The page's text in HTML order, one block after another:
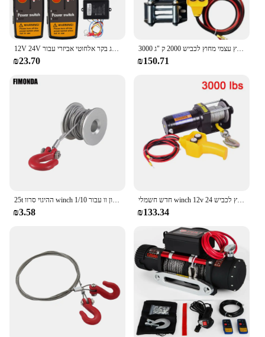
12V 24V חשמלי כננת מתג בקר אלחוטי אביזרי עבור Jeep Off Road 4x4 טרקטורונים קרוואן סירת אוניברסלי
₪23.70
רכב חילוץ עצמי מחוץ לכביש 2000 ק "ג 3000lbs 12v 24v מחוץ לכביש רכב winch winch winch עבור עגור 2000 ק" ג
₪150.71
₪3.58
חדש חשמלי winch 12v רכב להניף חשמלי מחוץ לכביש 24v עזרה עצמית בית תיל קטן חבל תיל להניף
₪133.34